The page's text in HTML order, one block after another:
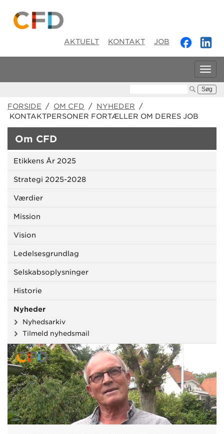
AKTUELT KONTAKT JOB
FORSIDE / OM CFD / NYHEDER /
KONTAKTPERSONER FORTÆLLER OM DERES JOB
Om CFD
Etikkens År 2025
Strategi 2025-2028
Værdier
Mission
Vision
Ledelsesgrundlag
Selskabsoplysninger
Historie
Nyheder
Nyhedsarkiv
Tilmeld nyhedsmail